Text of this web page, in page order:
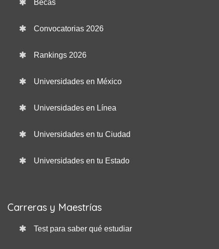
Becas
Convocatorias 2026
Rankings 2026
Universidades en México
Universidades en Línea
Universidades en tu Ciudad
Universidades en tu Estado
Carreras y Maestrías
Test para saber qué estudiar